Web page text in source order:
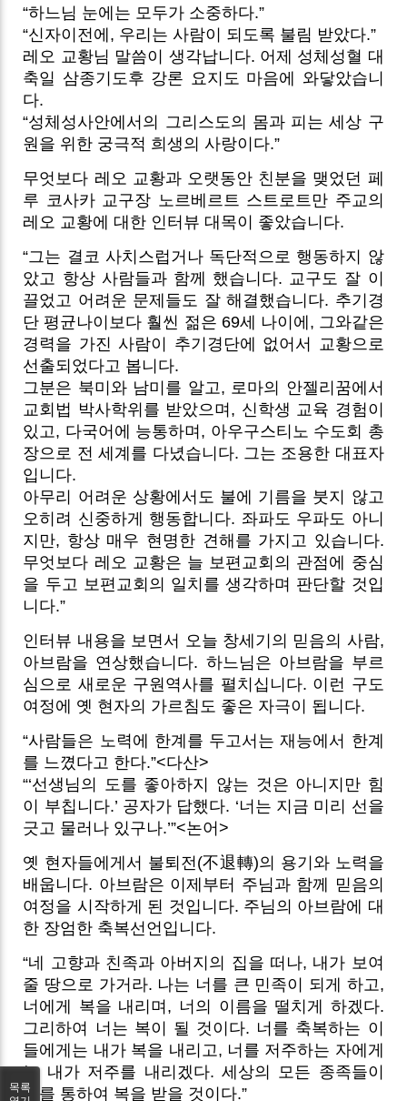
“하느님 눈에는 모두가 소중하다.”
“신자이전에, 우리는 사람이 되도록 불림 받았다.”
레오 교황님 말씀이 생각납니다. 어제 성체성혈 대
축일 삼종기도후 강론 요지도 마음에 와닿았습니
다.
“성체성사안에서의 그리스도의 몸과 피는 세상 구
원을 위한 궁극적 희생의 사랑이다.”
무엇보다 레오 교황과 오랫동안 친분을 맺었던 페
루 코사카 교구장 노르베르트 스트로트만 주교의
레오 교황에 대한 인터뷰 대목이 좋았습니다.
“그는 결코 사치스럽거나 독단적으로 행동하지 않
았고 항상 사람들과 함께 했습니다. 교구도 잘 이
끌었고 어려운 문제들도 잘 해결했습니다. 추기경
단 평균나이보다 훨씬 젊은 69세 나이에, 그와같은
경력을 가진 사람이 추기경단에 없어서 교황으로
선출되었다고 봅니다.
그분은 북미와 남미를 알고, 로마의 안젤리꿈에서
교회법 박사학위를 받았으며, 신학생 교육 경험이
있고, 다국어에 능통하며, 아우구스티노 수도회 총
장으로 전 세계를 다녔습니다. 그는 조용한 대표자
입니다.
아무리 어려운 상황에서도 불에 기름을 붓지 않고
오히려 신중하게 행동합니다. 좌파도 우파도 아니
지만, 항상 매우 현명한 견해를 가지고 있습니다.
무엇보다 레오 교황은 늘 보편교회의 관점에 중심
을 두고 보편교회의 일치를 생각하며 판단할 것입
니다.”
인터뷰 내용을 보면서 오늘 창세기의 믿음의 사람,
아브람을 연상했습니다. 하느님은 아브람을 부르
심으로 새로운 구원역사를 펼치십니다. 이런 구도
여정에 옛 현자의 가르침도 좋은 자극이 됩니다.
“사람들은 노력에 한계를 두고서는 재능에서 한계
를 느꼈다고 한다.”<다산>
“‘선생님의 도를 좋아하지 않는 것은 아니지만 힘
이 부칩니다.’ 공자가 답했다. ‘너는 지금 미리 선을
긋고 물러나 있구나.’”<논어>
옛 현자들에게서 불퇴전(不退轉)의 용기와 노력을
배웁니다. 아브람은 이제부터 주님과 함께 믿음의
여정을 시작하게 된 것입니다. 주님의 아브람에 대
한 장엄한 축복선언입니다.
“네 고향과 친족과 아버지의 집을 떠나, 내가 보여
줄 땅으로 가거라. 나는 너를 큰 민족이 되게 하고,
너에게 복을 내리며, 너의 이름을 떨치게 하겠다.
그리하여 너는 복이 될 것이다. 너를 축복하는 이
들에게는 내가 복을 내리고, 너를 저주하는 자에게
는 내가 저주를 내리겠다. 세상의 모든 종족들이
너를 통하여 복을 받을 것이다.”
목록